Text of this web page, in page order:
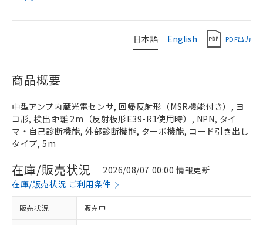
日本語 English PDF出力
商品概要
中型アンプ内蔵光電センサ, 回帰反射形（MSR機能付き）, ヨ
コ形, 検出距離 2m（反射板形E39-R1使用時）, NPN, タイ
マ・自己診断機能, 外部診断機能, ターボ機能, コード引き出し
タイプ, 5m
在庫/販売状況
2026/08/07 00:00 情報更新
在庫/販売状況 ご利用条件
販売状況 販売中